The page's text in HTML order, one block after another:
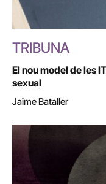
TRIBUNA
El nou model de les
sexual
Jaime Bataller